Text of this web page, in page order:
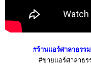
#ร้านแอร์ศาลาธรร
#ขายแอร์ศาลาธ